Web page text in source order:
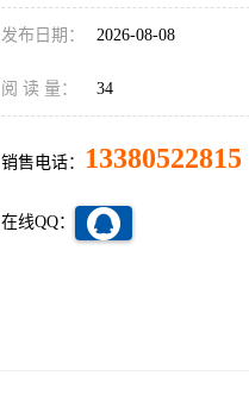
发布日期： 2026-08-08
阅 读 量： 34
销售电话： 13380522815
在线QQ：